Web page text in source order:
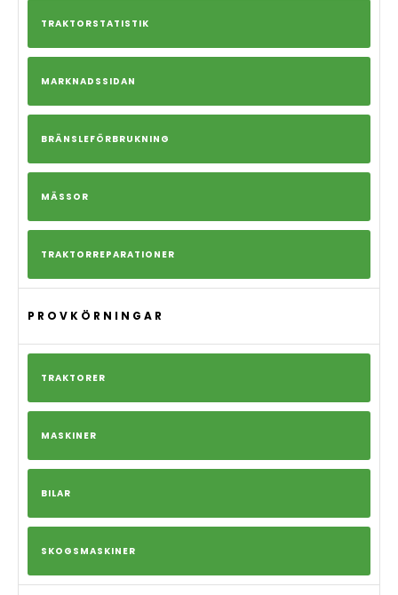
TRAKTORSTATISTIK
MARKNADSSIDAN
BRÄNSLEFÖRBRUKNING
MÄSSOR
TRAKTORREPARATIONER
PROVKÖRNINGAR
TRAKTORER
MASKINER
BILAR
SKOGSMASKINER